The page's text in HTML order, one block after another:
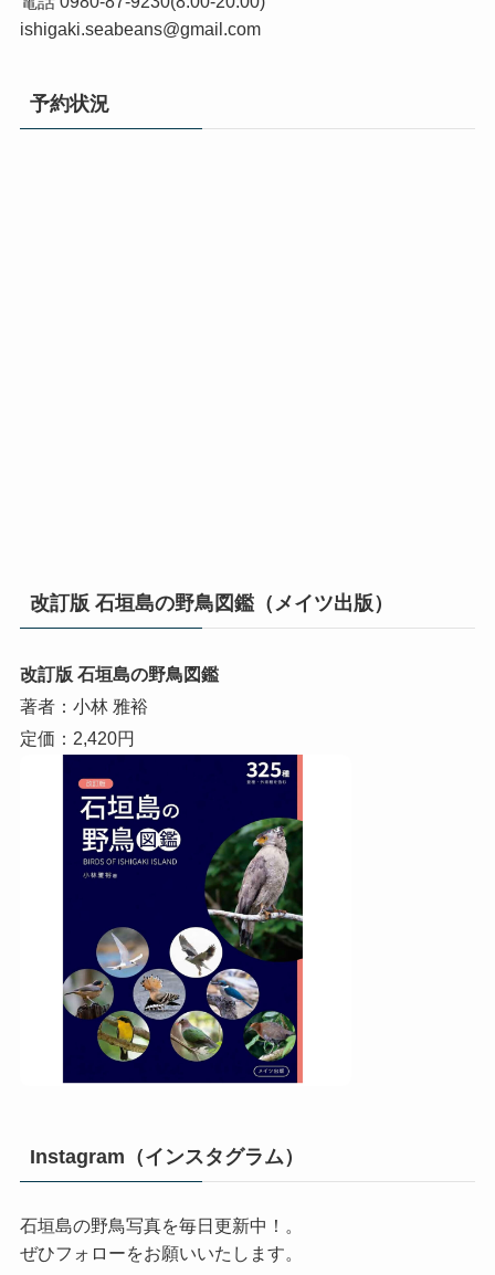
ishigaki.seabeans@gmail.com
予約状況
改訂版 石垣島の野鳥図鑑（メイツ出版）
改訂版 石垣島の野鳥図鑑
著者：小林 雅裕
定価：2,420円
Instagram（インスタグラム）
石垣島の野鳥写真を毎日更新中！。
ぜひフォローをお願いいたします。